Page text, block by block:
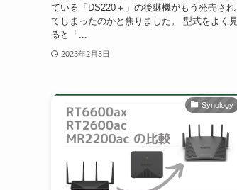
ている「DS220＋」の後継機がもう発売され
てしまったのかと焦りました。 型式をよく見
ると「...
2023年2月3日
Synology